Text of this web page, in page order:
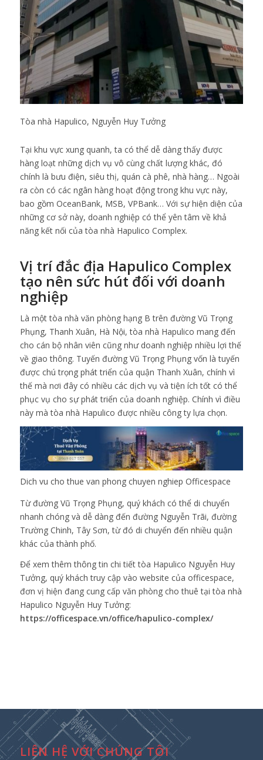
Tòa nhà Hapulico, Nguyễn Huy Tưởng
Tại khu vực xung quanh, ta có thể dễ dàng thấy được
hàng loạt những dịch vụ vô cùng chất lượng khác, đó
chính là bưu điện, siêu thị, quán cà phê, nhà hàng… Ngoài
ra còn có các ngân hàng hoạt động trong khu vực này,
bao gồm OceanBank, MSB, VPBank… Với sự hiện diện của
những cơ sở này, doanh nghiệp có thể yên tâm về khả
năng kết nối của tòa nhà Hapulico Complex.
Vị trí đắc địa Hapulico Complex
tạo nên sức hút đối với doanh
nghiệp
Là một tòa nhà văn phòng hạng B trên đường Vũ Trọng
Phụng, Thanh Xuân, Hà Nội, tòa nhà Hapulico mang đến
cho cán bộ nhân viên cũng như doanh nghiệp nhiều lợi thế
về giao thông. Tuyến đường Vũ Trọng Phụng vốn là tuyến
được chú trọng phát triển của quận Thanh Xuân, chính vì
thế mà nơi đây có nhiều các dịch vụ và tiện ích tốt có thể
phục vụ cho sự phát triển của doanh nghiệp. Chính vì điều
này mà tòa nhà Hapulico được nhiều công ty lựa chọn.
Dich vu cho thue van phong chuyen nghiep Officespace
Từ đường Vũ Trọng Phụng, quý khách có thể di chuyển
nhanh chóng và dễ dàng đến đường Nguyễn Trãi, đường
Trường Chinh, Tây Sơn, từ đó di chuyển đến nhiều quận
khác của thành phố.
Để xem thêm thông tin chi tiết tòa Hapulico Nguyễn Huy
Tưởng, quý khách truy cập vào website của officespace,
đơn vị hiện đang cung cấp văn phòng cho thuê tại tòa nhà
Hapulico Nguyễn Huy Tưởng:
https://officespace.vn/office/hapulico-complex/
LIÊN HỆ VỚI CHÚNG TÔI